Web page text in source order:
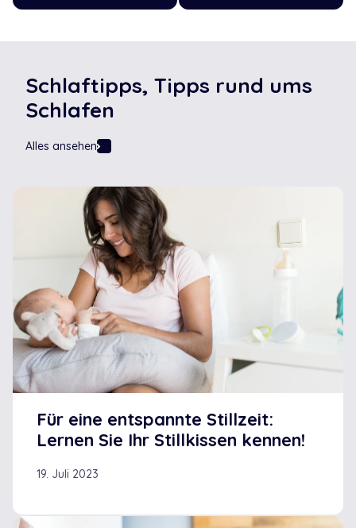
Schlaftipps, Tipps rund ums
Schlafen
Alles ansehen
Für eine entspannte Stillzeit:
Lernen Sie Ihr Stillkissen kennen!
19. Juli 2023